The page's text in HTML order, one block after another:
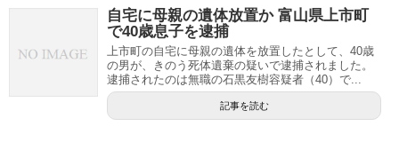
自宅に母親の遺体放置か 富山県上市町
で40歳息子を逮捕
上市町の自宅に母親の遺体を放置したとして、40歳
の男が、きのう死体遺棄の疑いで逮捕されました。
逮捕されたのは無職の石黒友樹容疑者（40）で...
記事を読む